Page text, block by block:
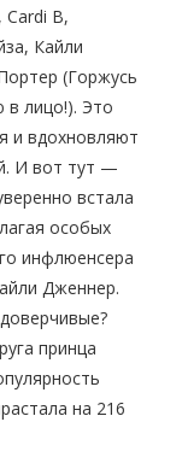
B,
Кайли
(Горжусь
в лицо!). Это
и вдохновляют
И вот тут —
встала
особых
инфлюенсера
Дженнер.
принца
на 216